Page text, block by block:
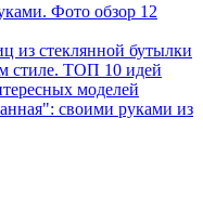
Фото обзор 12
из стеклянной бутылки
стиле. ТОП 10 идей
моделей
своими руками из